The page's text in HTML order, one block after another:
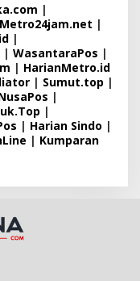
|
Metro24jam.net |
|
| WasantaraPos |
| HarianMetro.id
| Sumut.top |
|
|
| Harian Sindo |
| Kumparan